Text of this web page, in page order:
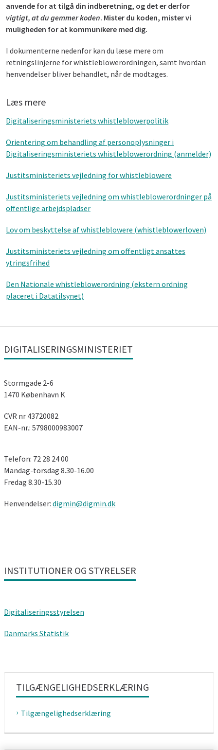
anvende for at tilgå din indberetning, og det er derfor
vigtigt, at du gemmer koden. Mister du koden, mister vi
muligheden for at kommunikere med dig.
I dokumenterne nedenfor kan du læse mere om
retningslinjerne for whistleblowerordningen, samt hvordan
henvendelser bliver behandlet, når de modtages.
Læs mere
Digitaliseringsministeriets whistleblowerpolitik
Orientering om behandling af personoplysninger i
Digitaliseringsministeriets whistleblowerordning (anmelder)
Justitsministeriets vejledning for whistleblowere
Justitsministeriets vejledning om whistleblowerordninger på
offentlige arbejdspladser
Lov om beskyttelse af whistleblowere (whistleblowerloven)
Justitsministeriets vejledning om offentligt ansattes
ytringsfrihed
Den Nationale whistleblowerordning (ekstern ordning
placeret i Datatilsynet)
DIGITALISERINGSMINISTERIET
Stormgade 2-6
1470 København K
CVR nr 43720082
EAN-nr.: 5798000983007
Telefon: 72 28 24 00
Mandag-torsdag 8.30-16.00
Fredag ​​8.30-15.30
Henvendelser: digmin@digmin.dk
INSTITUTIONER OG STYRELSER
Digitaliseringsstyrelsen
Danmarks Statistik
TILGÆNGELIGHEDSERKLÆRING
Tilgængelighedserklæring